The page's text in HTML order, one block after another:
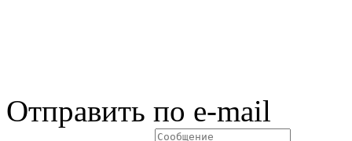
Отправить по e-mail